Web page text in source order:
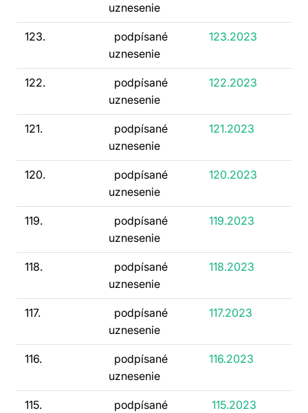
uznesenie
123.
podpísané
uznesenie
123.2023
122.
podpísané
uznesenie
122.2023
121.
podpísané
uznesenie
121.2023
120.
podpísané
uznesenie
120.2023
119.
podpísané
uznesenie
119.2023
118.
podpísané
uznesenie
118.2023
117.
podpísané
uznesenie
117.2023
116.
podpísané
uznesenie
116.2023
115.
podpísané
115.2023